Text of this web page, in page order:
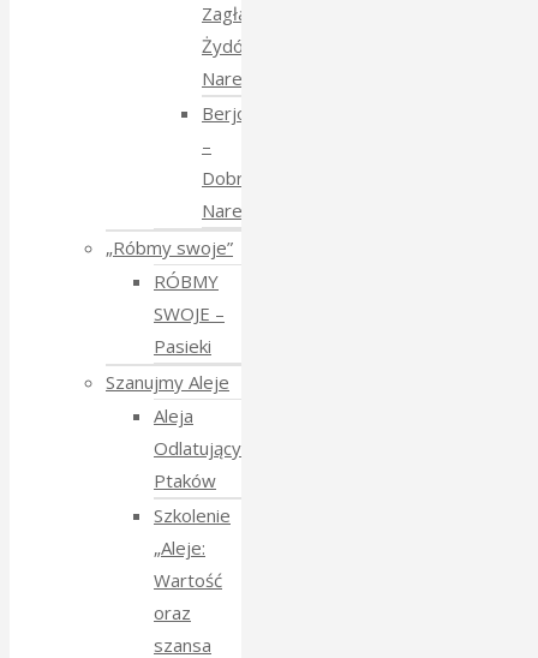
Zagłady
Żydów
Narewkowskich
Berjozkele
–
Dobranoc
Narewko
„Róbmy swoje”
RÓBMY
SWOJE –
Pasieki
Szanujmy Aleje
Aleja
Odlatujących
Ptaków
Szkolenie
„Aleje:
Wartość
oraz
szansa